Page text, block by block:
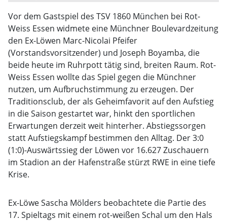
Vor dem Gastspiel des TSV 1860 München bei Rot-
Weiss Essen widmete eine Münchner Boulevardzeitung
den Ex-Löwen Marc-Nicolai Pfeifer
(Vorstandsvorsitzender) und Joseph Boyamba, die
beide heute im Ruhrpott tätig sind, breiten Raum. Rot-
Weiss Essen wollte das Spiel gegen die Münchner
nutzen, um Aufbruchstimmung zu erzeugen. Der
Traditionsclub, der als Geheimfavorit auf den Aufstieg
in die Saison gestartet war, hinkt den sportlichen
Erwartungen derzeit weit hinterher. Abstiegssorgen
statt Aufstiegskampf bestimmen den Alltag. Der 3:0
(1:0)-Auswärtssieg der Löwen vor 16.627 Zuschauern
im Stadion an der Hafenstraße stürzt RWE in eine tiefe
Krise.
Ex-Löwe Sascha Mölders beobachtete die Partie des
17. Spieltags mit einem rot-weißen Schal um den Hals